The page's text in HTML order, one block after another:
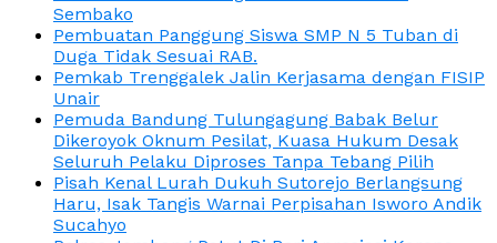
Sembako
Pembuatan Panggung Siswa SMP N 5 Tuban di
Duga Tidak Sesuai RAB.
Pemkab Trenggalek Jalin Kerjasama dengan FISIP
Unair
Pemuda Bandung Tulungagung Babak Belur
Dikeroyok Oknum Pesilat, Kuasa Hukum Desak
Seluruh Pelaku Diproses Tanpa Tebang Pilih
Pisah Kenal Lurah Dukuh Sutorejo Berlangsung
Haru, Isak Tangis Warnai Perpisahan Isworo Andik
Sucahyo